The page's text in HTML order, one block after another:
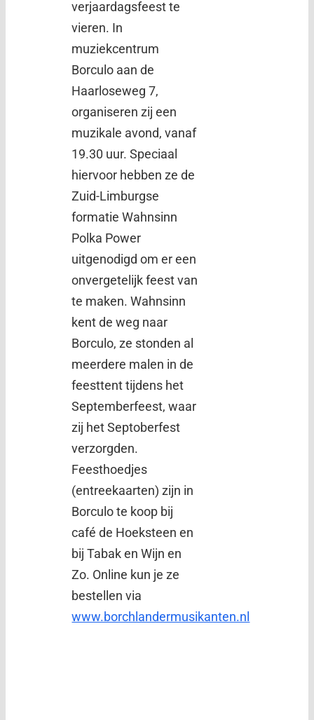
verjaardagsfeest te
vieren. In
muziekcentrum
Borculo aan de
Haarloseweg 7,
organiseren zij een
muzikale avond, vanaf
19.30 uur. Speciaal
hiervoor hebben ze de
Zuid-Limburgse
formatie Wahnsinn
Polka Power
uitgenodigd om er een
onvergetelijk feest van
te maken. Wahnsinn
kent de weg naar
Borculo, ze stonden al
meerdere malen in de
feesttent tijdens het
Septemberfeest, waar
zij het Septoberfest
verzorgden.
Feesthoedjes
(entreekaarten) zijn in
Borculo te koop bij
café de Hoeksteen en
bij Tabak en Wijn en
Zo. Online kun je ze
bestellen via
www.borchlandermusikanten.nl